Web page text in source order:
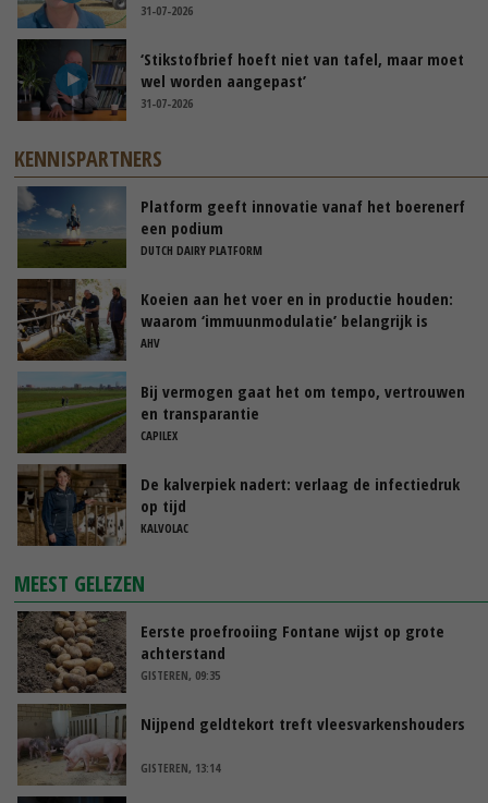
31-07-2026
‘Stikstofbrief hoeft niet van tafel, maar moet
wel worden aangepast’
31-07-2026
KENNISPARTNERS
Platform geeft innovatie vanaf het boerenerf
een podium
DUTCH DAIRY PLATFORM
Koeien aan het voer en in productie houden:
waarom ‘immuunmodulatie’ belangrijk is
tijdens de transitieperiode
AHV
Bij vermogen gaat het om tempo, vertrouwen
en transparantie
CAPILEX
De kalverpiek nadert: verlaag de infectiedruk
op tijd
KALVOLAC
MEEST GELEZEN
Eerste proefrooiing Fontane wijst op grote
achterstand
GISTEREN, 09:35
Nijpend geldtekort treft vleesvarkenshouders
GISTEREN, 13:14